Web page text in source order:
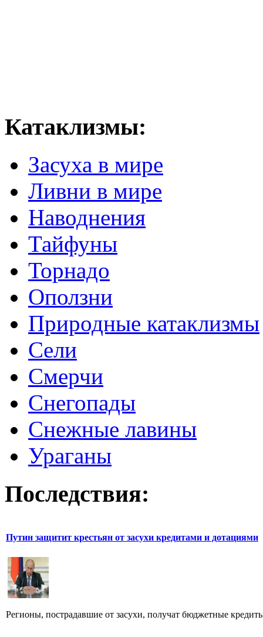
Катаклизмы:
Засуха в мире
Ливни в мире
Наводнения
Тайфуны
Торнадо
Оползни
Природные катаклизмы
Сели
Смерчи
Снегопады
Снежные лавины
Ураганы
Последствия:
Путин защитит крестьян от засухи кредитами и дотациями
Регионы, пострадавшие от засухи, получат бюджетные